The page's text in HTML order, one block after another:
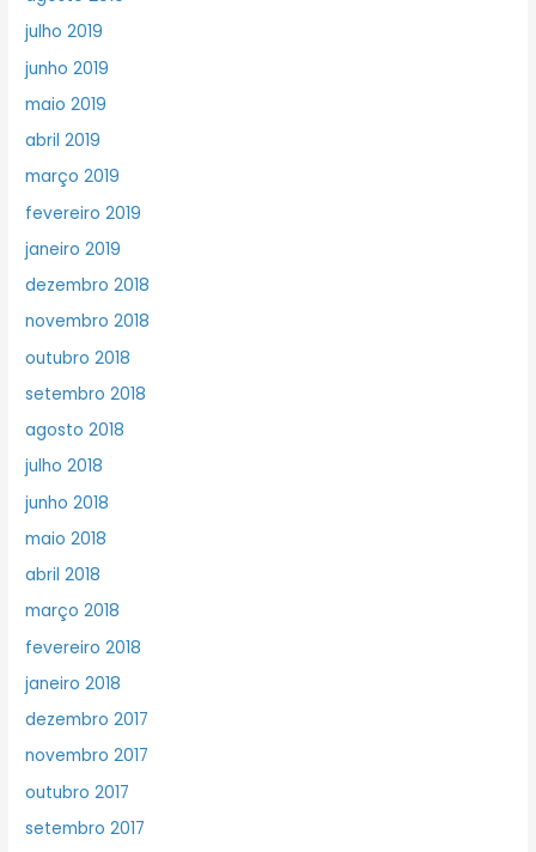
julho 2019
junho 2019
maio 2019
abril 2019
março 2019
fevereiro 2019
janeiro 2019
dezembro 2018
novembro 2018
outubro 2018
setembro 2018
agosto 2018
julho 2018
junho 2018
maio 2018
abril 2018
março 2018
fevereiro 2018
janeiro 2018
dezembro 2017
novembro 2017
outubro 2017
setembro 2017